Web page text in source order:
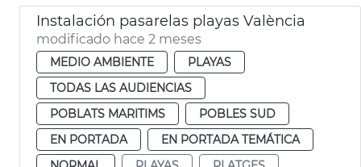
Instalación pasarelas playas València
modificado hace 2 meses
MEDIO AMBIENTE
PLAYAS
TODAS LAS AUDIENCIAS
POBLATS MARITIMS
POBLES SUD
EN PORTADA
EN PORTADA TEMÁTICA